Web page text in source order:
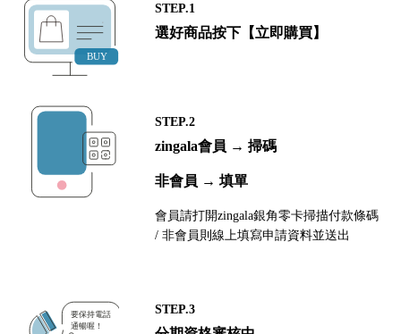
STEP.1
選好商品按下【立即購買】
STEP.2
zingala會員 → 掃碼
非會員 → 填單
會員請打開zingala銀角零卡掃描付款條碼
/ 非會員則線上填寫申請資料並送出
STEP.3